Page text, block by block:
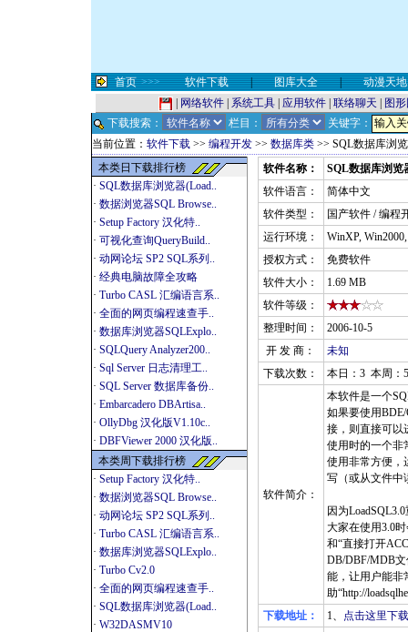
首页 >>> 软件下载 | 图库大全 |
动漫天地
网络软件 系统工具 应用软件 联络聊天
图
下载搜索：
栏目：
关键字：
当前位置： 软件下载 >> 编程开发 >> 数据库类 >> SQL数据库浏
本类日下载排行榜
· SQL数据库浏览器(Load..
· 数据浏览器SQL Browse..
· Setup Factory 汉化特..
· 可视化查询QueryBuild..
· 动网论坛 SP2 SQL系列..
· 经典电脑故障全攻略
· Turbo CASL 汇编语言系..
· 全面的网页编程速查手..
· 数据库浏览器SQLExplo..
· SQLQuery Analyzer200..
· Sql Server 日志清理工..
· SQL Server 数据库备份..
· Embarcadero DBArtisa..
· OllyDbg 汉化版V1.10c..
· DBFViewer 2000 汉化版..
本类周下载排行榜
· Setup Factory 汉化特..
· 数据浏览器SQL Browse..
· 动网论坛 SP2 SQL系列..
· Turbo CASL 汇编语言系..
· 数据库浏览器SQLExplo..
· Turbo Cv2.0
· 全面的网页编程速查手..
· SQL数据库浏览器(Load..
· W32DASMV10
软件名称：
SQL数据库浏览
软件语言：
简体中文
软件类型：
国产软件 / 编程
运行环境：
WinXP,
授权方式：
免费软件
软件大小：
1.69 MB
软件等级：
整理时间：
2006-10-5
开 发 商：
未知
下载次数：
本日：3 本周：
软件简介：
本软件是一个
如果要使用
接，则直接可以
使用时的一个非
使用非常方便，
写（或从文件中
因为
大家在使用3.0
和“直接打开
DB/DBF/MDB文
能，让用户能非
助“http://
下载地址：
1、 点击这里下